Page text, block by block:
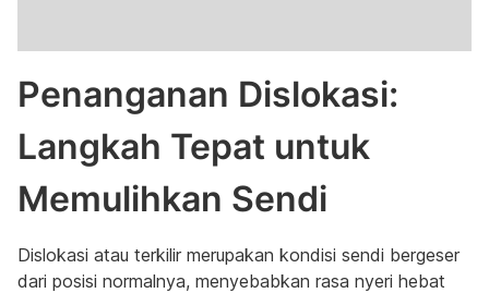
Penanganan Dislokasi:
Langkah Tepat untuk
Memulihkan Sendi
Dislokasi atau terkilir merupakan kondisi sendi bergeser
dari posisi normalnya, menyebabkan rasa nyeri hebat